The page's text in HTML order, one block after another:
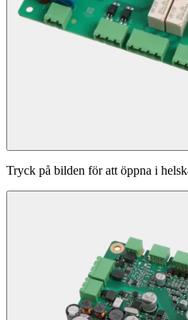
Tryck på bilden för att öppna i